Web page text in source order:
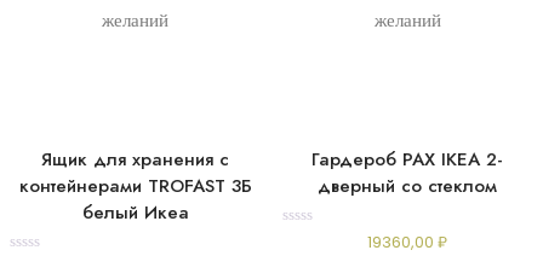
желаний
Ящик для хранения с
контейнерами TROFAST 3Б
белый Икеа
желаний
Гардероб PAX IKEA 2-
дверный со стеклом
19360,00₽